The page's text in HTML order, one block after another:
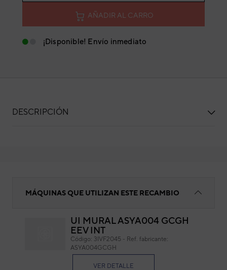
AÑADIR AL CARRO
¡Disponible! Envío inmediato
DESCRIPCIÓN
MÁQUINAS QUE UTILIZAN ESTE RECAMBIO
UI MURAL ASYA004 GCGH
EEV INT
Código: 3IVF2045 - Ref. fabricante:
ASYA004GCGH
VER DETALLE